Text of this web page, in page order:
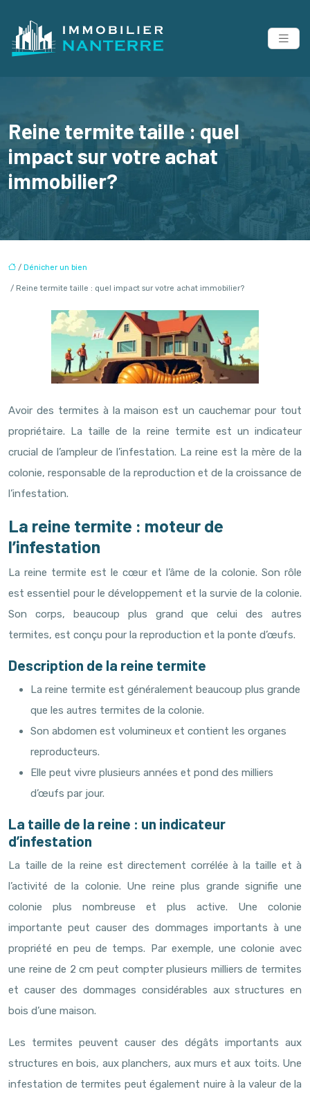
Reine termite taille : quel
impact sur votre achat
immobilier?
/ Dénicher un bien
/ Reine termite taille : quel impact sur votre achat immobilier?
Avoir des termites à la maison est un cauchemar pour tout
propriétaire. La taille de la reine termite est un indicateur
crucial de l’ampleur de l’infestation. La reine est la mère de la
colonie, responsable de la reproduction et de la croissance de
l’infestation.
La reine termite : moteur de
l’infestation
La reine termite est le cœur et l’âme de la colonie. Son rôle
est essentiel pour le développement et la survie de la colonie.
Son corps, beaucoup plus grand que celui des autres
termites, est conçu pour la reproduction et la ponte d’œufs.
Description de la reine termite
La reine termite est généralement beaucoup plus grande
que les autres termites de la colonie.
Son abdomen est volumineux et contient les organes
reproducteurs.
Elle peut vivre plusieurs années et pond des milliers
d’œufs par jour.
La taille de la reine : un indicateur
d’infestation
La taille de la reine est directement corrélée à la taille et à
l’activité de la colonie. Une reine plus grande signifie une
colonie plus nombreuse et plus active. Une colonie
importante peut causer des dommages importants à une
propriété en peu de temps. Par exemple, une colonie avec
une reine de 2 cm peut compter plusieurs milliers de termites
et causer des dommages considérables aux structures en
bois d’une maison.
Les termites peuvent causer des dégâts importants aux
structures en bois, aux planchers, aux murs et aux toits. Une
infestation de termites peut également nuire à la valeur de la